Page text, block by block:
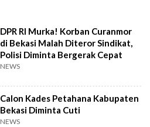
DPR RI Murka! Korban Curanmor
di Bekasi Malah Diteror Sindikat,
Polisi Diminta Bergerak Cepat
NEWS
Calon Kades Petahana Kabupaten
Bekasi Diminta Cuti
NEWS